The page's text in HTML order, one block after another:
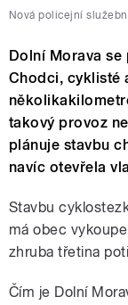
Nová policejní
Dolní Morava
Chodci, cyklisté
takový provoz
plánuje stavbu
navíc otevřela
Stavbu
má obec
zhruba třetina
Čím je Dolní